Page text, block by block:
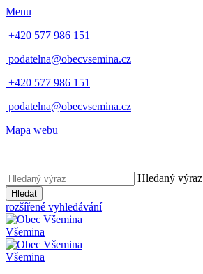
Menu
+420 577 986 151
podatelna@obecvsemina.cz
+420 577 986 151
podatelna@obecvsemina.cz
Mapa webu
Hledaný výraz
Hledat
rozšířené vyhledávání
Všemina
Všemina